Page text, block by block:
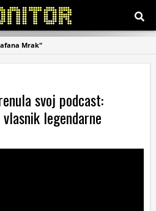
Mrak"
svoj podcast:
legendarne